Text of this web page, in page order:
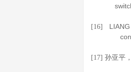
[16]
[17] 孙亚平